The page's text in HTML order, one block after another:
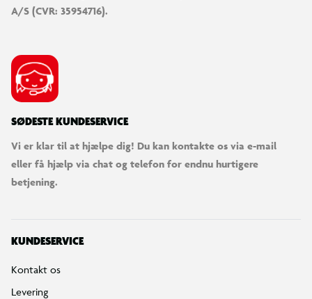
A/S (CVR: 35954716).
SØDESTE KUNDESERVICE
Vi er klar til at hjælpe dig! Du kan kontakte os via e-mail
eller få hjælp via chat og telefon for endnu hurtigere
betjening.
KUNDESERVICE
Kontakt os
Levering